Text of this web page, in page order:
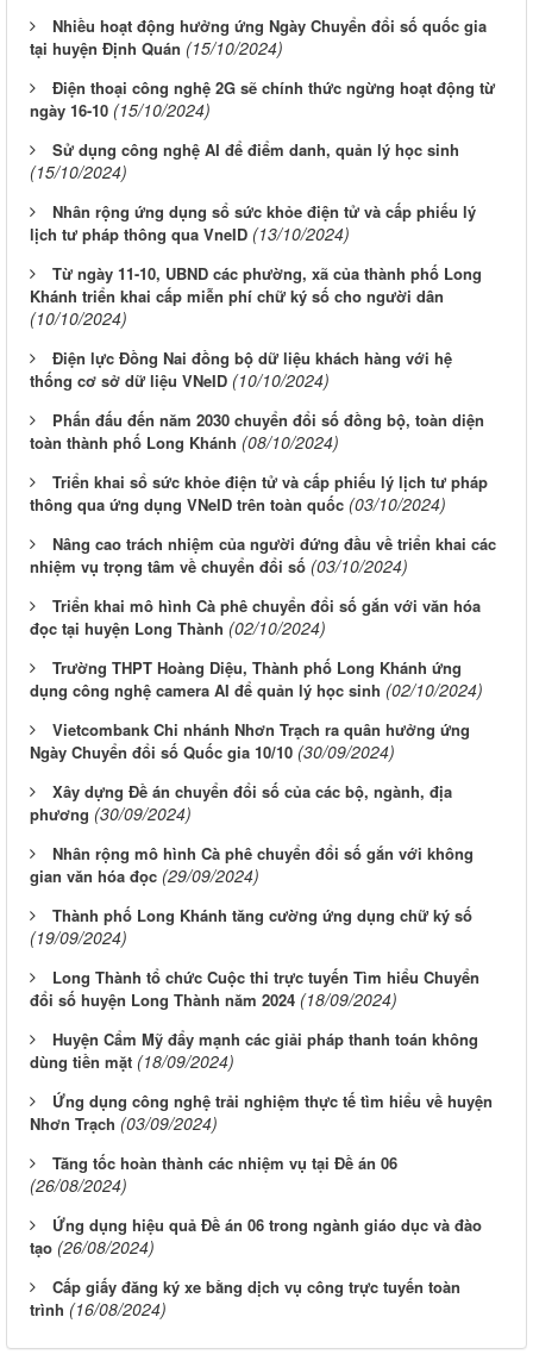
Nhiều hoạt động hưởng ứng Ngày Chuyển đổi số quốc gia
tại huyện Định Quán (15/10/2024)
Điện thoại công nghệ 2G sẽ chính thức ngừng hoạt động từ
ngày 16-10 (15/10/2024)
Sử dụng công nghệ AI để điểm danh, quản lý học sinh
(15/10/2024)
Nhân rộng ứng dụng sổ sức khỏe điện tử và cấp phiếu lý
lịch tư pháp thông qua VneID (13/10/2024)
Từ ngày 11-10, UBND các phường, xã của thành phố Long
Khánh triển khai cấp miễn phí chữ ký số cho người dân
(10/10/2024)
Điện lực Đồng Nai đồng bộ dữ liệu khách hàng với hệ
thống cơ sở dữ liệu VNeID (10/10/2024)
Phấn đấu đến năm 2030 chuyển đổi số đồng bộ, toàn diện
toàn thành phố Long Khánh (08/10/2024)
Triển khai sổ sức khỏe điện tử và cấp phiếu lý lịch tư pháp
thông qua ứng dụng VNelD trên toàn quốc (03/10/2024)
Nâng cao trách nhiệm của người đứng đầu về triển khai các
nhiệm vụ trọng tâm về chuyển đổi số (03/10/2024)
Triển khai mô hình Cà phê chuyển đổi số gắn với văn hóa
đọc tại huyện Long Thành (02/10/2024)
Trường THPT Hoàng Diệu, Thành phố Long Khánh ứng
dụng công nghệ camera AI để quản lý học sinh (02/10/2024)
Vietcombank Chi nhánh Nhơn Trạch ra quân hưởng ứng
Ngày Chuyển đổi số Quốc gia 10/10 (30/09/2024)
Xây dựng Đề án chuyển đổi số của các bộ, ngành, địa
phương (30/09/2024)
Nhân rộng mô hình Cà phê chuyển đổi số gắn với không
gian văn hóa đọc (29/09/2024)
Thành phố Long Khánh tăng cường ứng dụng chữ ký số
(19/09/2024)
Long Thành tổ chức Cuộc thi trực tuyến Tìm hiểu Chuyển
đổi số huyện Long Thành năm 2024 (18/09/2024)
Huyện Cẩm Mỹ đẩy mạnh các giải pháp thanh toán không
dùng tiền mặt (18/09/2024)
Ứng dụng công nghệ trải nghiệm thực tế tìm hiểu về huyện
Nhơn Trạch (03/09/2024)
Tăng tốc hoàn thành các nhiệm vụ tại Đề án 06
(26/08/2024)
Ứng dụng hiệu quả Đề án 06 trong ngành giáo dục và đào
tạo (26/08/2024)
Cấp giấy đăng ký xe bằng dịch vụ công trực tuyến toàn
trình (16/08/2024)
Từ ngày 03/8/2026 đến ngày 09/8/2026